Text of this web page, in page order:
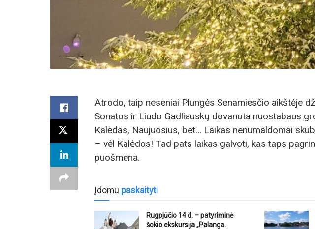
Atrodo, taip neseniai Plungės Senamiesčio aikštėje
Sonatos ir Liudo Gadliauskų dovanota nuostabaus
Kalėdas, Naujuosius, bet… Laikas nenumaldomai
– vėl Kalėdos! Tad pats laikas galvoti, kas taps
puošmena.
Įdomu paskaityti
Rugpjūčio 14 d. – patyriminė
šokio ekskursija „Palanga.